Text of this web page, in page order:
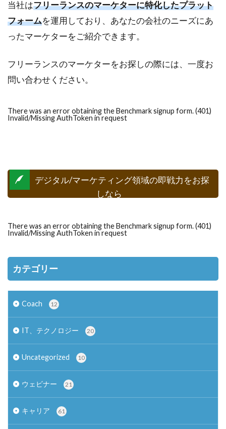
当社はフリーランスのマーケターに特化したプラット
フォームを運用しており、あなたの会社のニーズにあ
ったマーケターをご紹介できます。
フリーランスのマーケターをお探しの際には、一度お
問い合わせください。
There was an error obtaining the Benchmark signup form. (401)
Invalid/Missing AuthToken in request
デジタル/マーケティング領域の即戦力をお探
しなら
There was an error obtaining the Benchmark signup form. (401)
Invalid/Missing AuthToken in request
カテゴリー
Coach 12
IT、テクノロジー 20
Uncategorized 10
ウェビナー 21
キャリア 61